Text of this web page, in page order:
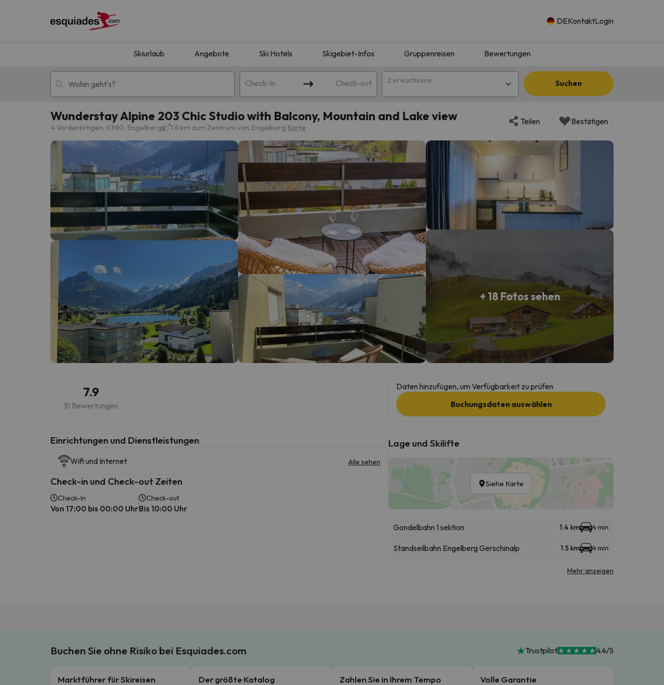
DEKontaktLogin
Skiurlaub Angebote Ski Hotels Skigebiet-Infos Gruppenreisen Bewertungen
Check-In Check-out 2 erwachsene Suchen
Skiurlaub Berghotels
Oops, wir haben keine Ergebnisse gefunden, die Ihrer Suche entsprechen. Versuchen Sie, das Ziel zu ändern.
Es sieht so aus, als hätte sich unser Sucher verirrt. Sobald er seinen Kompass gefunden hat, wird er zurück sein.
Wunderstay Alpine 203 Chic Studio with Balcony, Mountain and Lake view
4 Vorderörtigen, 6390, Engelberg 1.6 km zum Zentrum von Engelberg Karte
Teilen Bestätigen
+ 18 Fotos sehen
7.9
31 Bewertungen
​Einrichtungen und Dienstleistungen
Wifi und Internet Alle sehen
Check-in und Check-out Zeiten
Check-In
Von 17:00 bis 00:00 Uhr
Check-out
Bis 10:00 Uhr
Daten hinzufügen, um Verfügbarkeit zu prüfen
Buchungsdaten auswählen
Lage und Skilifte
Siehe Karte
Gondelbahn 1 sektion 1.4 km 4 min
Standseilbahn Engelberg Gerschinalp 1.5 km 4 min
Mehr anzeigen
Buchen Sie ohne Risiko bei Esquiades.com Trustpilot 4.4/5
Marktführer für Skireisen Der größte Katalog Zahlen Sie in Ihrem Tempo Volle Garantie